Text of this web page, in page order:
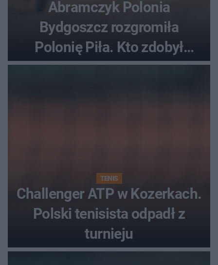
Abramczyk Polonia
Bydgoszcz rozgromiła
Polonię Piła. Kto zdobył
najwięcej punktów?
TENIS
Challenger ATP w Kozerkach.
Polski tenisista odpadł z
turnieju